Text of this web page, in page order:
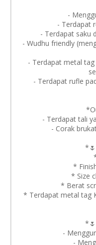
-
- Terdapat
- ⁠Terdapat saku
- Wudhu friendly
- ⁠Terdapat metal
- Terdapat rufle
- Terdapat tali
- ⁠Corak
*
* Size
* Berat
* Terdapat metal tag
-
-